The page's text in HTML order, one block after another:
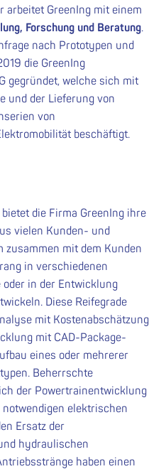
arbeitet GreenIng mit einem
Forschung und Beratung.
nach Prototypen und
die GreenIng
gegründet, welche sich mit
und der Lieferung von
von
beschäftigt.
die Firma GreenIng ihre
vielen Kunden- und
zusammen mit dem Kunden
in verschiedenen
in der Entwicklung
Diese Reifegrade
mit Kostenabschätzung
mit CAD-Package-
eines oder mehrerer
Beherrschte
der Powertrainentwicklung
elektrischen
Ersatz der
hydraulischen
haben einen